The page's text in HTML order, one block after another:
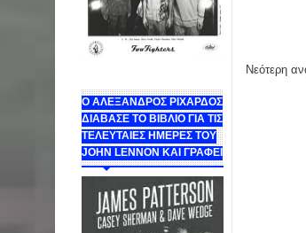
Ο ΑΛΕΞΑΝΔΡΟΣ ΡΙΧΑΡΔΟΣ
ΔΙΑΒΑΣΕ ΤΟ ΒΙΒΛΙΟ ΓΙΑ ΤΙΣ
ΤΕΛΕΥΤΑΙΕΣ ΗΜΕΡΕΣ ΤΟΥ
JOHN LENNON ΚΑΙ ΓΡΑΦΕΙ
Νεότερη